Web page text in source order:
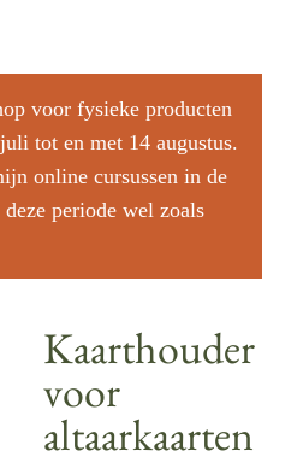
voor fysieke producten
tot en met 14 augustus.
online cursussen in de
periode wel zoals
Kaarthouder
voor
altaarkaarten